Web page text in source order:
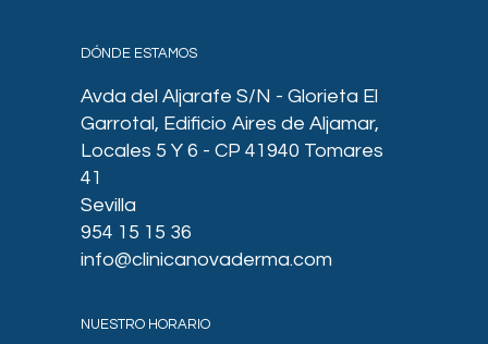
DÓNDE ESTAMOS
Avda del Aljarafe S/N - Glorieta El
Garrotal, Edificio Aires de Aljamar,
Locales 5 Y 6 - CP 41940 Tomares
41
Sevilla
954 15 15 36
info@clinicanovaderma.com
NUESTRO HORARIO